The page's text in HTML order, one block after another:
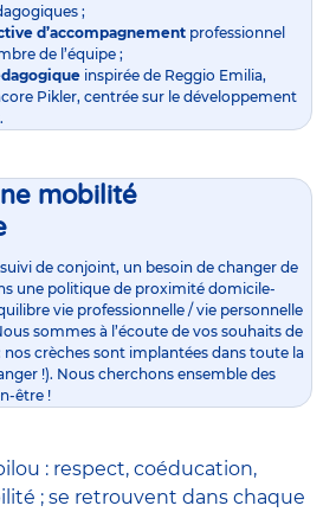
;
d’accompagnement professionnel
de l’équipe ;
inspirée de Reggio Emilia,
Pikler, centrée sur le développement
mobilité
de conjoint, un besoin de changer de
une politique de proximité domicile-
vie professionnelle / vie personnelle
sommes à l’écoute de vos souhaits de
crèches sont implantées dans toute la
!). Nous cherchons ensemble des
être !
: respect, coéducation,
; se retrouvent dans chaque